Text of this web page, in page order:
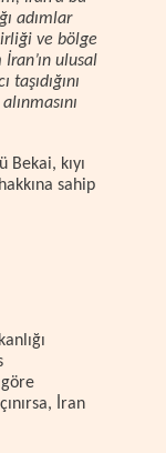
adımlar
ve bölge
ulusal
kıyı
sahip
İran